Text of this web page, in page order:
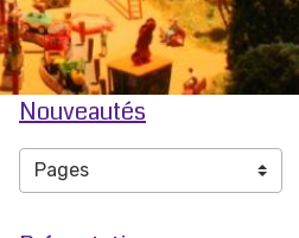
Nouveautés